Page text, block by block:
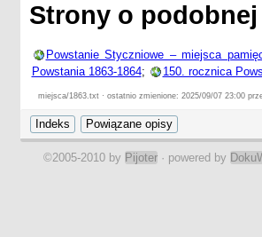
Strony o
Powstanie Styczniowe – miejsca
Powstania 1863-1864; 150. rocznica
miejsca/1863.txt · ostatnio zmienione: 2025/09/07 23:00
©2005-2010 by Pijoter · powered by